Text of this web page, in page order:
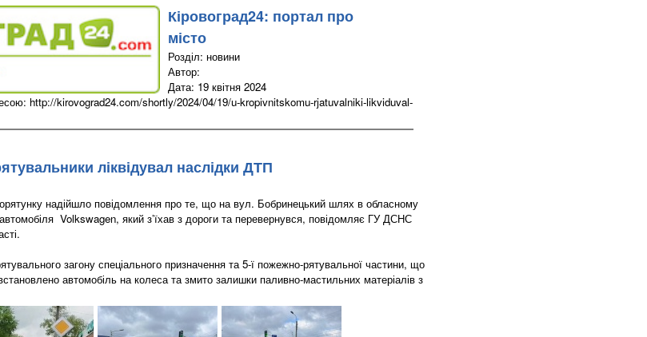
Кіровоград24: портал про
місто
Розділ: новини
Автор:
Дата: 19 квітня 2024
http://kirovograd24.com/shortly/2024/04/19/u-kropivnitskomu-rjatuvalniki-likviduval-
ліквідувал наслідки ДТП
надійшло повідомлення про те, що на вул. Бобринецький шлях в обласному
Volkswagen, який з’їхав з дороги та перевернувся, повідомляє ГУ ДСНС
загону спеціального призначення та 5-ї пожежно-рятувальної частини, що
автомобіль на колеса та змито залишки паливно-мастильних матеріалів з